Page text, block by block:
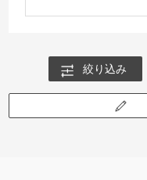
絞り込み